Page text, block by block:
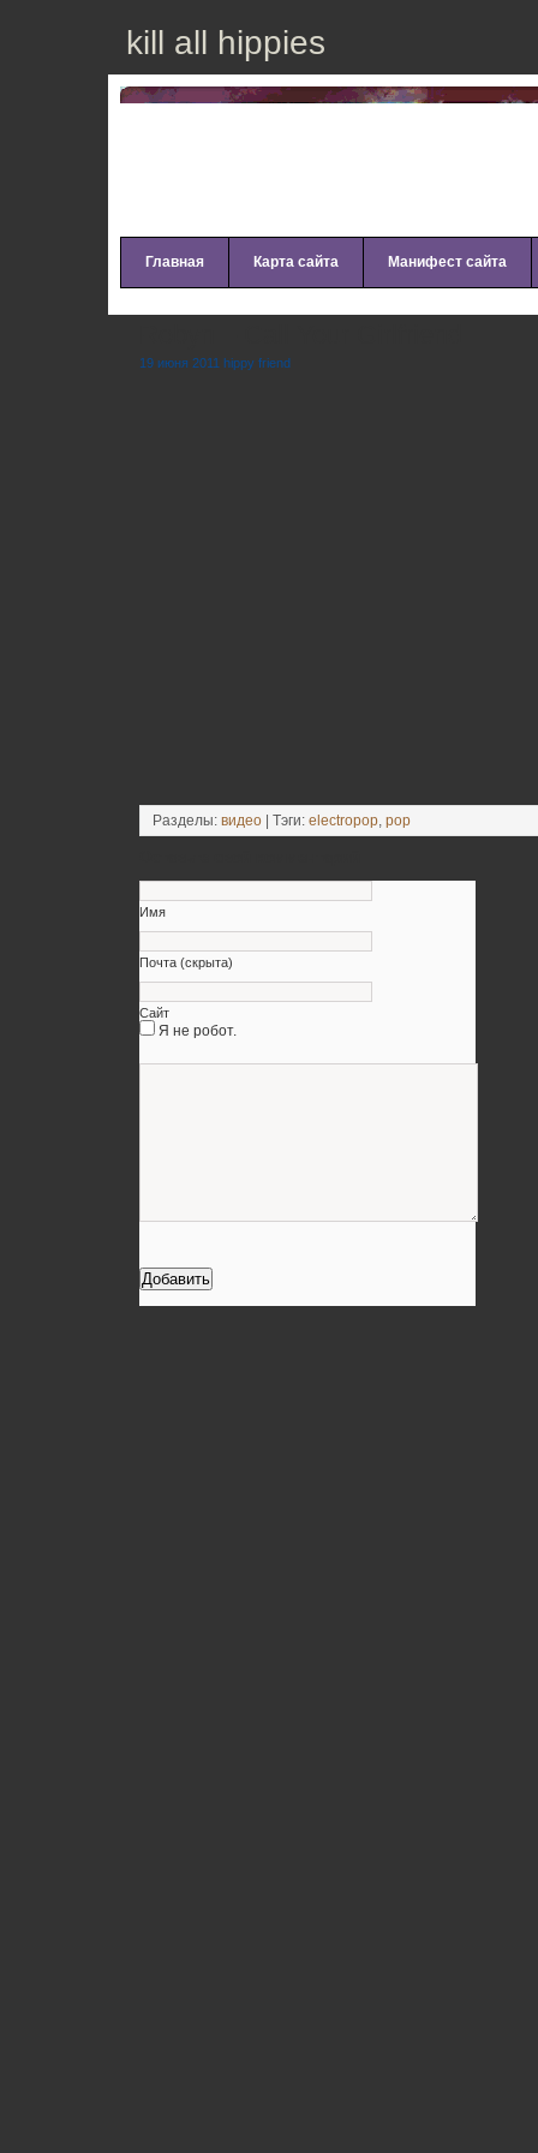
kill all hippies
Главная Карта сайта Манифест сайта
19 июня 2011 hippy friend
Разделы: видео | Тэги: electropop, pop
Имя
Почта (скрыта)
Сайт
Я не робот.